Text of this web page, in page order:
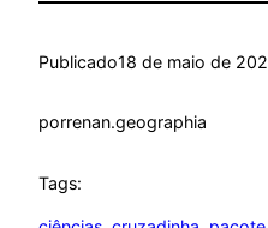
Publicado18 de maio de
porrenan.geographia
Tags: